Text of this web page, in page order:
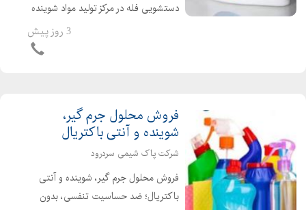
دستشویی فله در مرکز تولید مواد شوینده
ایران به صورت عمده و خرده عرضه می
شود. شرکت ما با بالا بردن استانداردهای
3 روز پیش
فروش محلول جرم گیر،
شوینده و آنتی باکتریال
شرکت پاک شیمی سردرود
فروش محلول جرم گیر، شوینده و آنتی
باکتریال؛ ضد حساسیت تنفسی، بدون